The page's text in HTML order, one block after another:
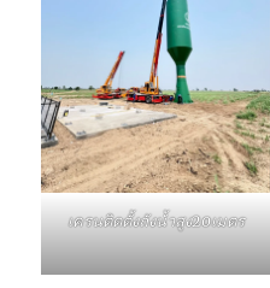
เครนติดตั้งถังน้ำสูง20เมตร